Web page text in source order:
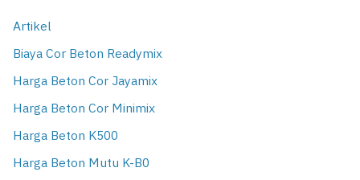
Artikel
Biaya Cor Beton Readymix
Harga Beton Cor Jayamix
Harga Beton Cor Minimix
Harga Beton K500
Harga Beton Mutu K-B0